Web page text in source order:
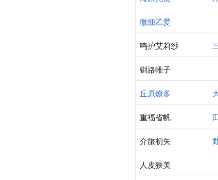
微细乙爱
鸣护艾莉纱
钏路帷子
丘原燎多
重福省帆
介旅初矢
人皮狭美